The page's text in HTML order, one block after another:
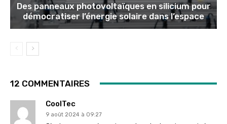
Des panneaux photovoltaïques en silicium pour
démocratiser l’énergie solaire dans l’espace
12 COMMENTAIRES
CoolTec
9 août 2024 à 09:27